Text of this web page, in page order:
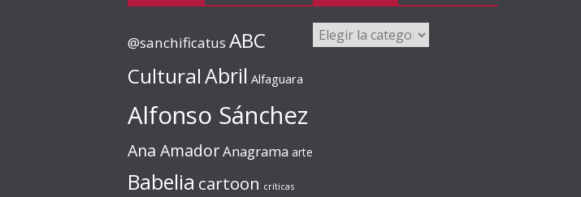
@sanchificatus ABC
CulturalAbril Alfaguara
Alfonso Sánchez
Ana AmadorAnagrama arte
Babelia cartoon críticas
Categorías